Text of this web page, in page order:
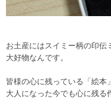
お土産にはスイミー柄の印伝
大好物なんです。
皆様の心に残っている「絵本
大人になった今でも心に残る